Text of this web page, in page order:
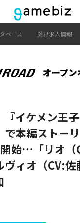
ベース 業界求人情報
『イケメン王
で本編ストー
始…「リオ（
ヴィオ（CV:佐